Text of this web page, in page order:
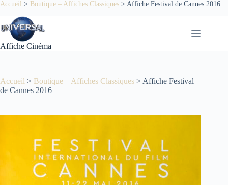
Passer
contenu
Accueil > Boutique – Affiches Classiques > Affiche Festival de Cannes 2016
Affiche Cinéma
Accueil > Boutique – Affiches Classiques > Affiche Festival
de Cannes 2016